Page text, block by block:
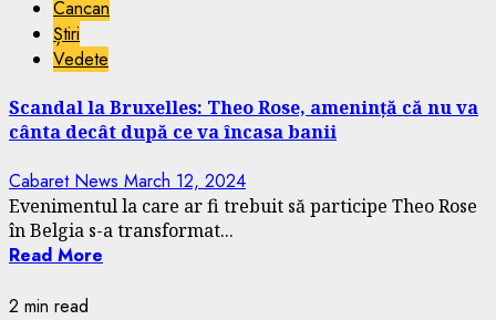
Cancan
Știri
Vedete
Scandal la Bruxelles: Theo Rose, amenință că nu va
cânta decât după ce va încasa banii
Cabaret News March 12, 2024
Evenimentul la care ar fi trebuit să participe Theo Rose
în Belgia s-a transformat...
Read More
2 min read